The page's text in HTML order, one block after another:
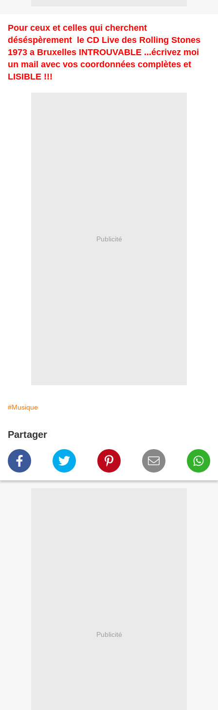
Pour ceux et celles qui cherchent
déséspèrement le CD Live des Rolling Stones
1973 a Bruxelles INTROUVABLE ...écrivez moi
un mail avec vos coordonnées complètes et
LISIBLE !!!
Publicité
#Musique
Partager
Publicité